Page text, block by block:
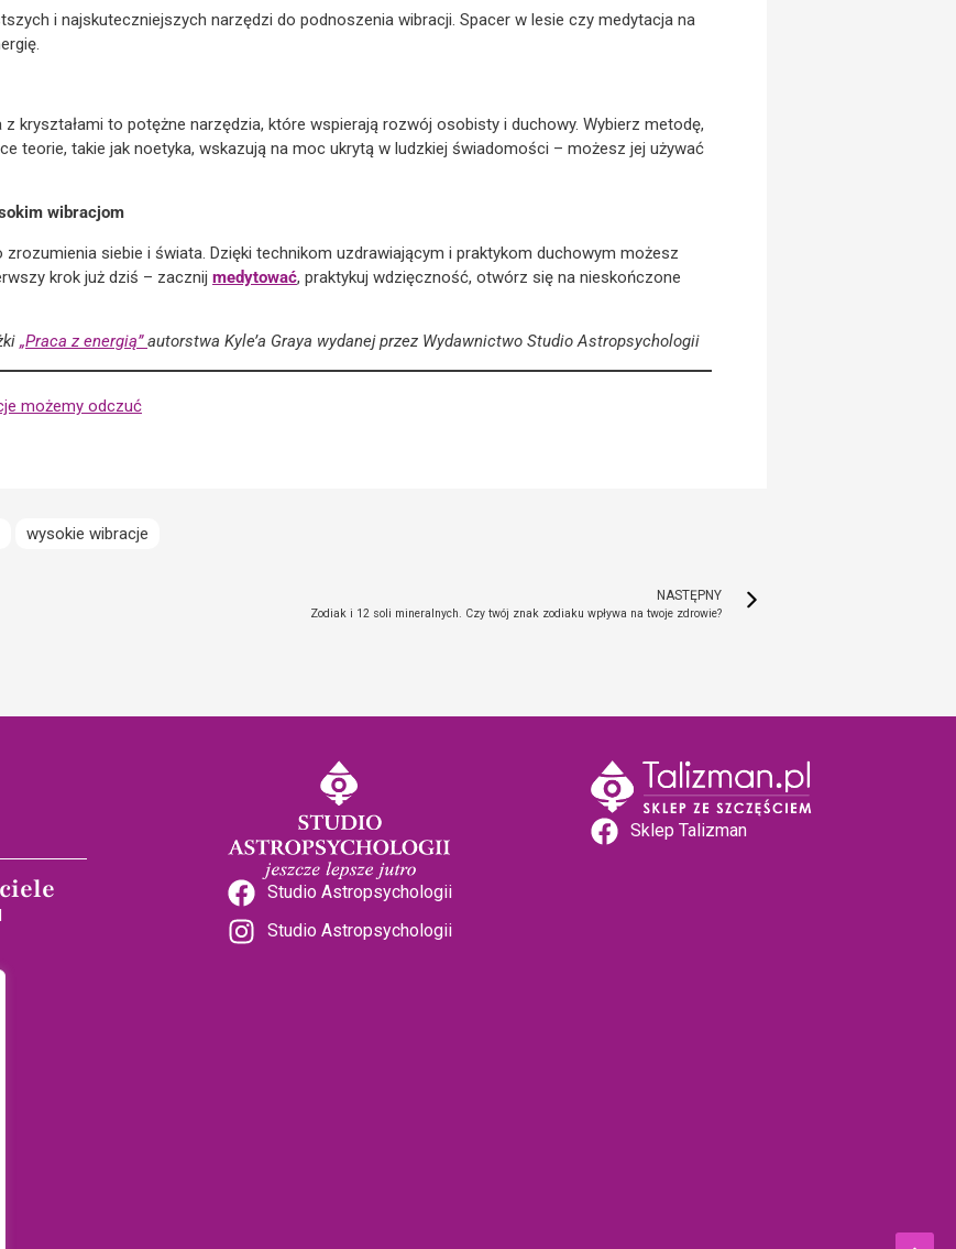
i najskuteczniejszych narzędzi do podnoszenia wibracji. Spacer w lesie czy medytacja na
z kryształami to potężne narzędzia, które wspierają rozwój osobisty i duchowy. Wybierz metodę,
teorie, takie jak noetyka, wskazują na moc ukrytą w ludzkiej świadomości – możesz jej używać
wibracjom
zrozumienia siebie i świata. Dzięki technikom uzdrawiającym i praktykom duchowym możesz
krok już dziś – zacznij medytować, praktykuj wdzięczność, otwórz się na nieskończone
„Praca z energią”autorstwa Kyle’a Graya wydanej przez Wydawnictwo Studio Astropsychologii
możemy odczuć
wysokie wibracje
NASTĘPNY
Zodiak i 12 soli mineralnych. Czy twój znak zodiaku wpływa na twoje zdrowie?
Studio Astropsychologii
Studio Astropsychologii
Sklep Talizman